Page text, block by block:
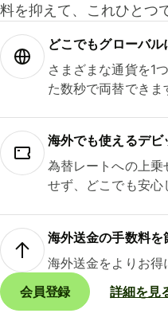
料を抑えて、これひとつ
どこでもグ⁠ロ⁠ー⁠バ⁠ル
さまざまな通貨を1
た数秒で両替できま
海外でも使えるデビ
為替レートへの上
せず、どこでも安心
海外送金の手数料を
海外送金をよりお得
会員登録
詳細を見